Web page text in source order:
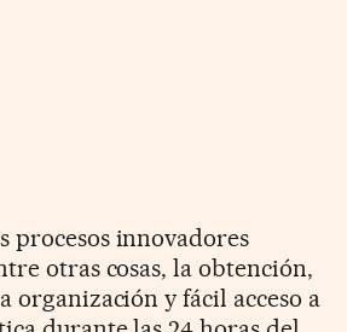
procesos innovadores
otras cosas, la obtención,
organización y fácil acceso a